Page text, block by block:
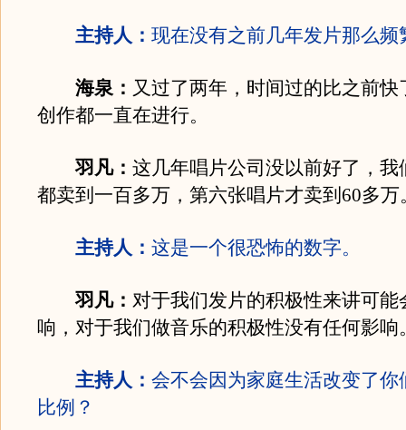
主持人： 现在没有之前几年发片那么频
海泉： 又过了两年，时间过的比之前快
创作都一直在进行。
羽凡： 这几年唱片公司没以前好了，我
都卖到一百多万，第六张唱片才卖到60多万
主持人： 这是一个很恐怖的数字。
羽凡： 对于我们发片的积极性来讲可能
响，对于我们做音乐的积极性没有任何影响
主持人： 会不会因为家庭生活改变了你
比例？